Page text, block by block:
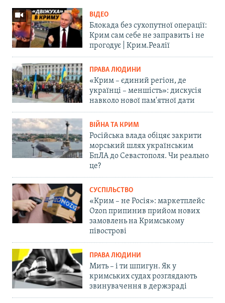
ВІДЕО
Блокада без сухопутної операції:
Крим сам себе не заправить і не
прогодує | Крим.Реалії
ПРАВА ЛЮДИНИ
«Крим – єдиний регіон, де
українці – меншість»: дискусія
навколо нової пам'ятної дати
ВІЙНА ТА КРИМ
Російська влада обіцяє закрити
морський шлях українським
БпЛА до Севастополя. Чи реально
це?
СУСПІЛЬСТВО
«Крим – не Росія»: маркетплейс
Ozon припинив прийом нових
замовлень на Кримському
півострові
ПРАВА ЛЮДИНИ
Мить – і ти шпигун. Як у
кримських судах розглядають
звинувачення в держзраді